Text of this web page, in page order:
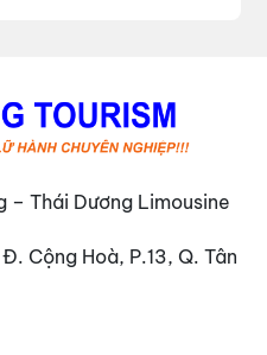
– Thái Dương Limousine
Cộng Hoà, P.13, Q. Tân